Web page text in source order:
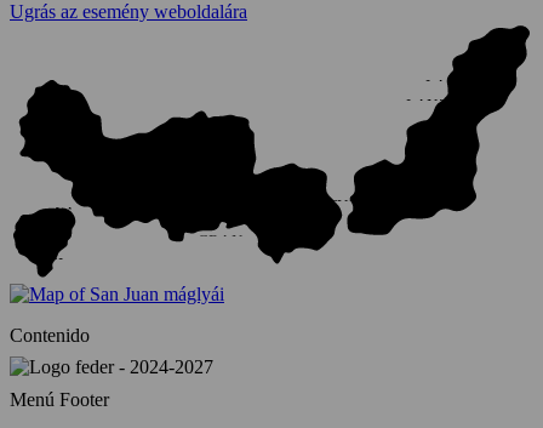
Ugrás az esemény weboldalára
GRAN
CANARIA
FUERTEVENTURA
LANZAROTE
LA
GRACIOSA
LA
GOMERA
EL
Contenido
Menú Footer